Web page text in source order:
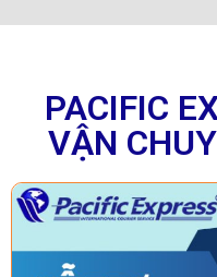
PACIFIC
VẬN